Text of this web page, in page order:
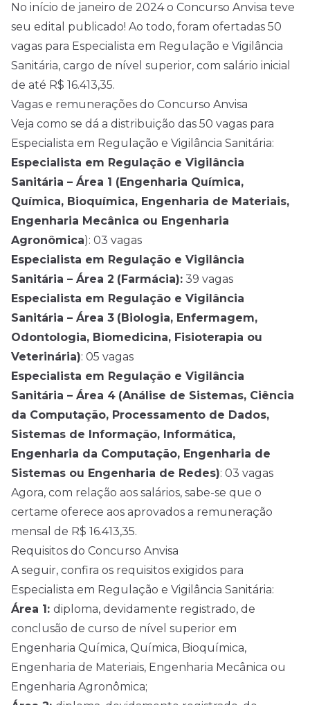
No início de janeiro de 2024 o Concurso Anvisa teve
seu edital publicado! Ao todo, foram ofertadas 50
vagas para Especialista em Regulação e Vigilância
Sanitária, cargo de nível superior, com salário inicial
de até R$ 16.413,35.
Vagas e remunerações do Concurso Anvisa
Veja como se dá a distribuição das 50 vagas para
Especialista em Regulação e Vigilância Sanitária:
Especialista em Regulação e Vigilância
Sanitária – Área 1 (Engenharia Química,
Química, Bioquímica, Engenharia de Materiais,
Engenharia Mecânica ou Engenharia
Agronômica): 03 vagas
Especialista em Regulação e Vigilância
Sanitária – Área 2 (Farmácia): 39 vagas
Especialista em Regulação e Vigilância
Sanitária – Área 3 (Biologia, Enfermagem,
Odontologia, Biomedicina, Fisioterapia ou
Veterinária): 05 vagas
Especialista em Regulação e Vigilância
Sanitária – Área 4 (Análise de Sistemas, Ciência
da Computação, Processamento de Dados,
Sistemas de Informação, Informática,
Engenharia da Computação, Engenharia de
Sistemas ou Engenharia de Redes): 03 vagas
Agora, com relação aos salários, sabe-se que o
certame oferece aos aprovados a remuneração
mensal de R$ 16.413,35.
Requisitos do Concurso Anvisa
A seguir, confira os requisitos exigidos para
Especialista em Regulação e Vigilância Sanitária:
Área 1: diploma, devidamente registrado, de
conclusão de curso de nível superior em
Engenharia Química, Química, Bioquímica,
Engenharia de Materiais, Engenharia Mecânica ou
Engenharia Agronômica;